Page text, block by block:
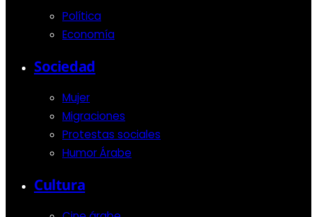
Política
Economía
Sociedad
Mujer
Migraciones
Protestas sociales
Humor Árabe
Cultura